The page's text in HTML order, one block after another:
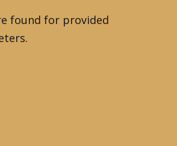
found for provided